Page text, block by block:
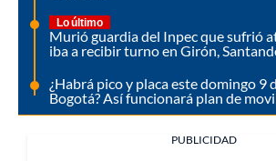
Lo último
Murió guardia del Inpec que sufrió
iba a recibir turno en Girón,
¿Habrá pico y placa este domingo 9
Bogotá? Así funcionará plan de
PUBLICIDAD